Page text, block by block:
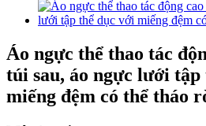
Áo ngực thể thao tác
túi sau, áo ngực lưới tập
miếng đệm có thể tháo